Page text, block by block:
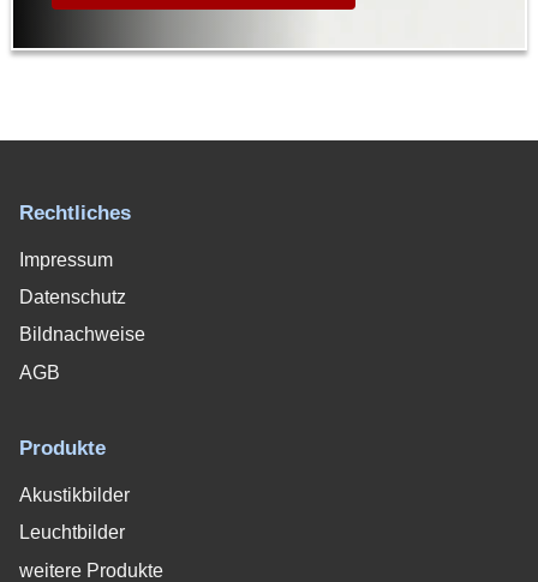
Rechtliches
Impressum
Datenschutz
Bildnachweise
AGB
Produkte
Akustikbilder
Leuchtbilder
weitere Produkte